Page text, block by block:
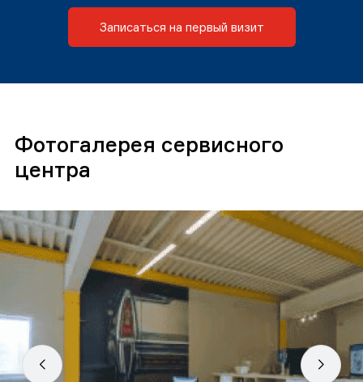
Записаться на первый визит
Фотогалерея сервисного
центра